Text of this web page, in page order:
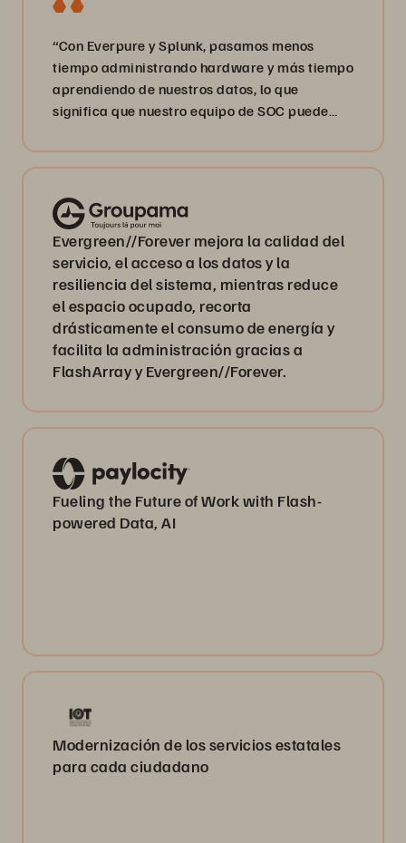
“Con Everpure y Splunk, pasamos menos
tiempo administrando hardware y más tiempo
aprendiendo de nuestros datos, lo que
significa que nuestro equipo de SOC puede
cibernéticas de nuestros clientes”.
Evergreen//Forever mejora la calidad del
servicio, el acceso a los datos y la
resiliencia del sistema, mientras reduce
el espacio ocupado, recorta
drásticamente el consumo de energía y
facilita la administración gracias a
FlashArray y Evergreen//Forever.
Fueling the Future of Work with Flash-
powered Data, AI
Modernización de los servicios estatales
para cada ciudadano